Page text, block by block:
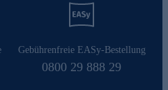
Gebührenfreie EASy-Bestellung
0800 29 888 29